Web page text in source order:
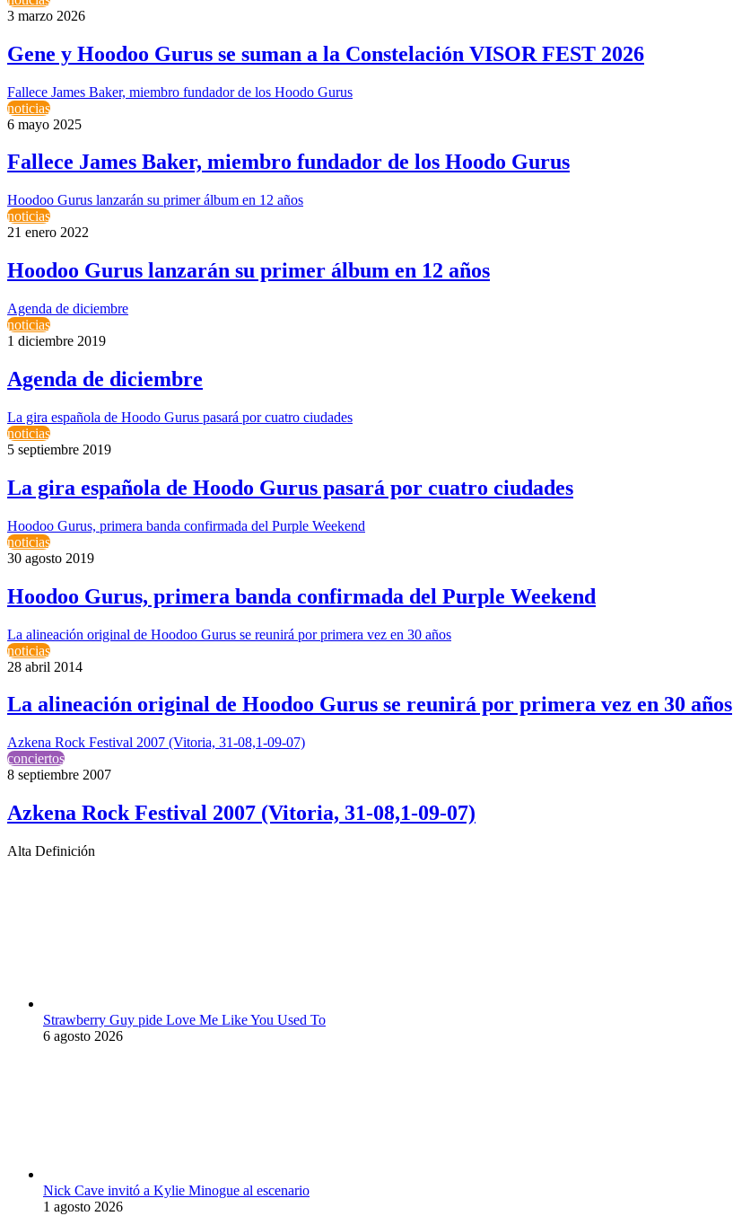
3 marzo 2026
Gene y Hoodoo Gurus se suman a la Constelación VISOR FEST 2026
Fallece James Baker, miembro fundador de los Hoodo Gurus
noticias
6 mayo 2025
Fallece James Baker, miembro fundador de los Hoodo Gurus
Hoodoo Gurus lanzarán su primer álbum en 12 años
noticias
21 enero 2022
Hoodoo Gurus lanzarán su primer álbum en 12 años
Agenda de diciembre
noticias
1 diciembre 2019
Agenda de diciembre
La gira española de Hoodo Gurus pasará por cuatro ciudades
noticias
5 septiembre 2019
La gira española de Hoodo Gurus pasará por cuatro ciudades
Hoodoo Gurus, primera banda confirmada del Purple Weekend
noticias
30 agosto 2019
Hoodoo Gurus, primera banda confirmada del Purple Weekend
La alineación original de Hoodoo Gurus se reunirá por primera vez en 30 años
noticias
28 abril 2014
La alineación original de Hoodoo Gurus se reunirá por primera vez en 30 años
Azkena Rock Festival 2007 (Vitoria, 31-08,1-09-07)
conciertos
8 septiembre 2007
Azkena Rock Festival 2007 (Vitoria, 31-08,1-09-07)
Alta Definición
Strawberry Guy pide Love Me Like You Used To
6 agosto 2026
Nick Cave invitó a Kylie Minogue al escenario
1 agosto 2026